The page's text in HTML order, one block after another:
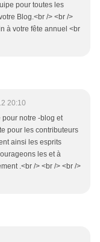
pour toutes les
Blog.<br /> <br />
à votre fête annuel <br
20:10
pour notre -blog et
pour les contributeurs
ainsi les esprits
les et à
.<br /> <br /> <br />